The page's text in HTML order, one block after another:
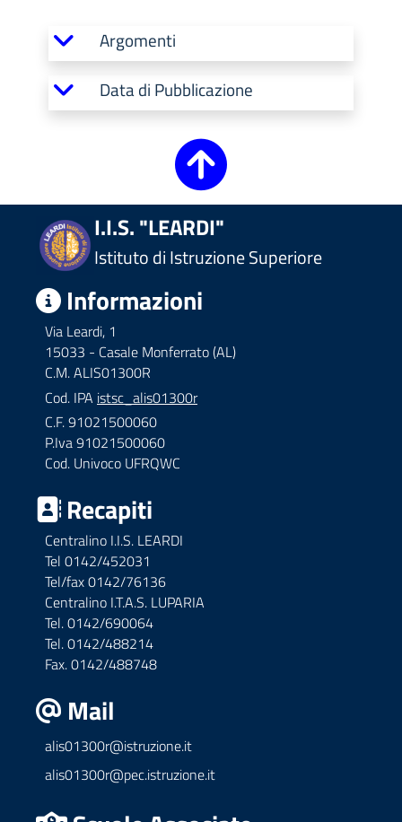
Argomenti
Data di Pubblicazione
I.I.S. "LEARDI"
Istituto di Istruzione Superiore
Informazioni
Via Leardi, 1
15033 - Casale Monferrato (AL)
C.M. ALIS01300R
Cod. IPA istsc_alis01300r
C.F. 91021500060
P.Iva 91021500060
Cod. Univoco UFRQWC
Recapiti
Centralino I.I.S. LEARDI
Tel 0142/452031
Tel/fax 0142/76136
Centralino I.T.A.S. LUPARIA
Tel. 0142/690064
Tel. 0142/488214
Fax. 0142/488748
Mail
alis01300r@istruzione.it
alis01300r@pec.istruzione.it